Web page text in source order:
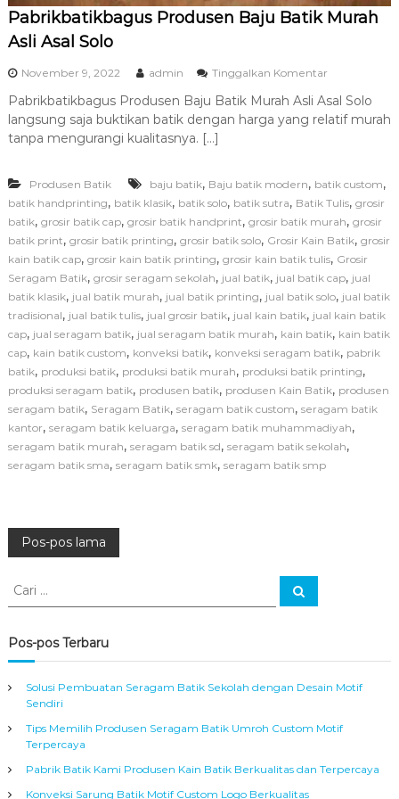
Pabrikbatikbagus Produsen Baju Batik Murah
Asli Asal Solo
November 9, 2022 admin Tinggalkan Komentarp
d
a
r
i
a
t
i
k
b
a
u
s
P
r
o
d
M
h
Pabrikbatikbagus Produsen Baju Batik Murah Asli Asal Solo
langsung saja buktikan batik dengan harga yang relatif murah
tanpa mengurangi kualitasnya. […]
Produsen Batik baju batik, Baju batik modern, batik custom,
batik handprinting, batik klasik, batik solo, batik sutra, Batik Tulis, grosir
batik, grosir batik cap, grosir batik handprint, grosir batik murah, grosir
batik print, grosir batik printing, grosir batik solo, Grosir Kain Batik, grosir
kain batik cap, grosir kain batik printing, grosir kain batik tulis, Grosir
Seragam Batik, grosir seragam sekolah, jual batik, jual batik cap, jual
batik klasik, jual batik murah, jual batik printing, jual batik solo, jual batik
tradisional, jual batik tulis, jual grosir batik, jual kain batik, jual kain batik
cap, jual seragam batik, jual seragam batik murah, kain batik, kain batik
cap, kain batik custom, konveksi batik, konveksi seragam batik, pabrik
batik, produksi batik, produksi batik murah, produksi batik printing,
produksi seragam batik, produsen batik, produsen Kain Batik, produsen
seragam batik, Seragam Batik, seragam batik custom, seragam batik
kantor, seragam batik keluarga, seragam batik muhammadiyah,
seragam batik murah, seragam batik sd, seragam batik sekolah,
seragam batik sma, seragam batik smk, seragam batik smp
N
a
i
s
Pos-pos lama
C
:
C
a
Pos-pos Terbaru
Solusi Pembuatan Seragam Batik Sekolah dengan Desain Motif
Sendiri
Tips Memilih Produsen Seragam Batik Umroh Custom Motif
Terpercaya
Pabrik Batik Kami Produsen Kain Batik Berkualitas dan Terpercaya
Konveksi Sarung Batik Motif Custom Logo Berkualitas